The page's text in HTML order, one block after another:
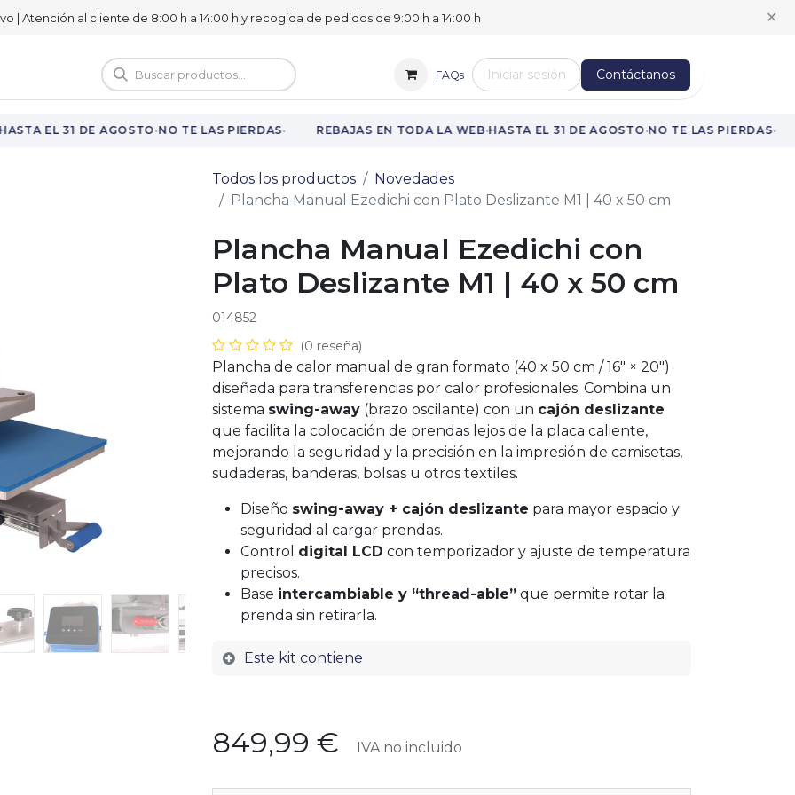
| Atención al cliente de 8:00 h a 14:00 h y recogida de pedidos de 9:00 h a 14:00 h ✕
Vuelta al cole FAQs Iniciar sesión Contáctanos
EL 31 DE AGOSTO·NO TE LAS PIERDAS· REBAJAS EN TODA LA WEB·HASTA EL 31 DE AGOSTO·NO TE LAS PIERDAS·
Todos los productos
Novedades
Plancha Manual Ezedichi con Plato Deslizante M1 | 40 x 50 cm
Plancha Manual Ezedichi con
Plato Deslizante M1 | 40 x 50 cm
014852
(0 reseña)
Plancha de calor manual de gran formato (40 x 50 cm / 16″ × 20″)
diseñada para transferencias por calor profesionales. Combina un
sistema swing-away (brazo oscilante) con un cajón deslizante
que facilita la colocación de prendas lejos de la placa caliente,
mejorando la seguridad y la precisión en la impresión de camisetas,
sudaderas, banderas, bolsas u otros textiles.
Diseño swing-away + cajón deslizante para mayor espacio y
seguridad al cargar prendas.
Control digital LCD con temporizador y ajuste de temperatura
precisos.
Base intercambiable y “thread-able” que permite rotar la
prenda sin retirarla.
Este kit contiene
849,99 € IVA no incluido